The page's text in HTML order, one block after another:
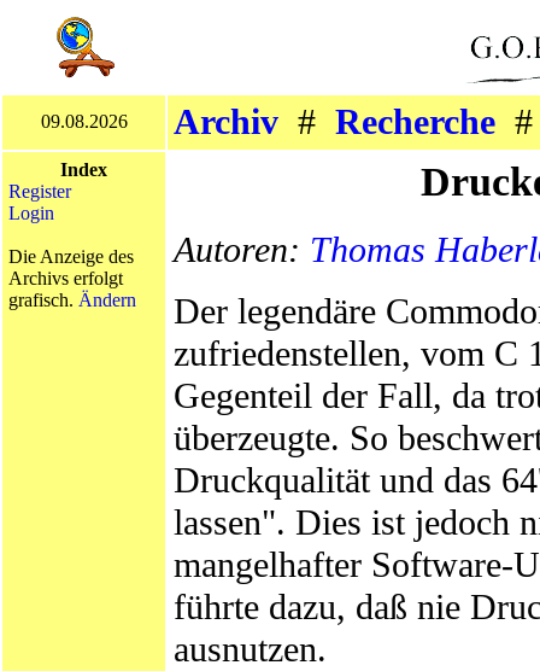
09.08.2026 Archiv # Recherche
Index
Register
Login
Die Anzeige des
Archivs erfolgt
grafisch. Ändern
Autoren: Thomas
Der legendäre
zufriedenstellen, vom C
Gegenteil der Fall, da
überzeugte. So
Druckqualität und das
lassen". Dies ist jedoch
mangelhafter Software-
führte dazu, daß nie
ausnutzen.